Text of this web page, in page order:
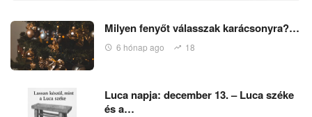
Milyen fenyőt válasszak karácsonyra?…
6 hónap ago 18
Luca napja: december 13. – Luca széke
és a…